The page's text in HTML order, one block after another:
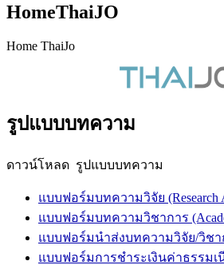
HomeThaiJO
Home ThaiJo
รูปแบบบทความ
ดาวน์โหลด รูปแบบบทความ
แบบฟอร์มบทความวิจัย (Research
แบบฟอร์มบทความวิชาการ
แบบฟอร์มนำส่งบทความวิจัย/วิชา
แบบฟอร์มการชำระเงินค่าธรรม